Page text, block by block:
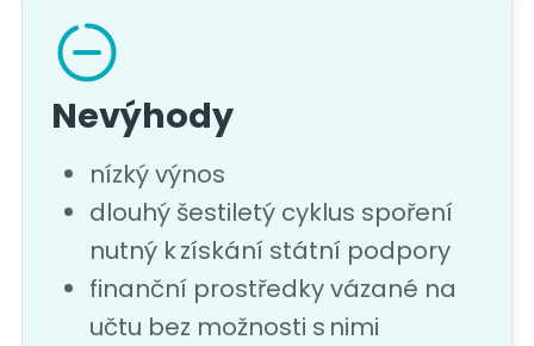
Nevýhody
nízký výnos
dlouhý šestiletý cyklus spoření
nutný k získání státní podpory
finanční prostředky vázané na
učtu bez možnosti s nimi